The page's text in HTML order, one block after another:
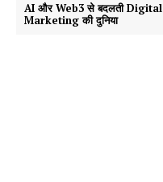
AI और Web3 से बदलती Digital
Marketing की दुनिया